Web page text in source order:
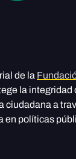
de la
la
ciudadana a
en políticas